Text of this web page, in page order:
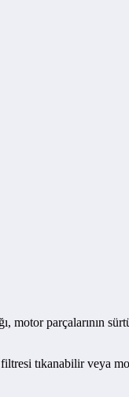
parçalarının
tıkanabilir veya